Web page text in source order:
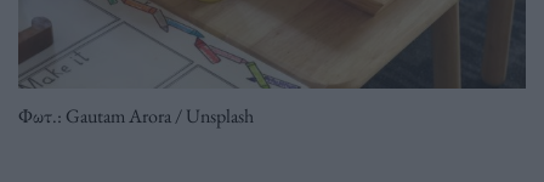
Φωτ.: Gautam Arora / Unsplash